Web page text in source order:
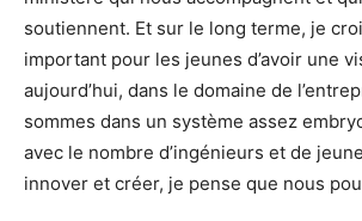
soutiennent. Et sur le long terme, je
important pour les jeunes d’avoir une
aujourd’hui, dans le domaine de
sommes dans un système assez
avec le nombre d’ingénieurs et de
innover et créer, je pense que nous